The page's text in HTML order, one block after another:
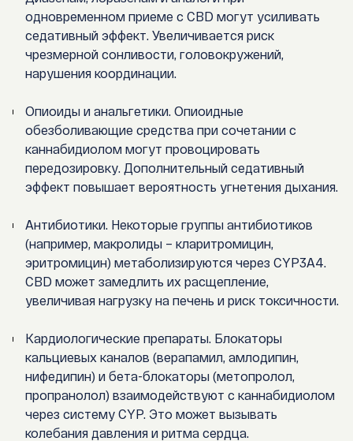
одновременном приеме с CBD могут усиливать
седативный эффект. Увеличивается риск
чрезмерной сонливости, головокружений,
нарушения координации.
Опиоиды и анальгетики. Опиоидные
обезболивающие средства при сочетании с
каннабидиолом могут провоцировать
передозировку. Дополнительный седативный
эффект повышает вероятность угнетения дыхания.
Антибиотики. Некоторые группы антибиотиков
(например, макролиды – кларитромицин,
эритромицин) метаболизируются через CYP3A4.
CBD может замедлить их расщепление,
увеличивая нагрузку на печень и риск токсичности.
Кардиологические препараты. Блокаторы
кальциевых каналов (верапамил, амлодипин,
нифедипин) и бета-блокаторы (метопролол,
пропранолол) взаимодействуют с каннабидиолом
через систему CYP. Это может вызывать
колебания давления и ритма сердца.